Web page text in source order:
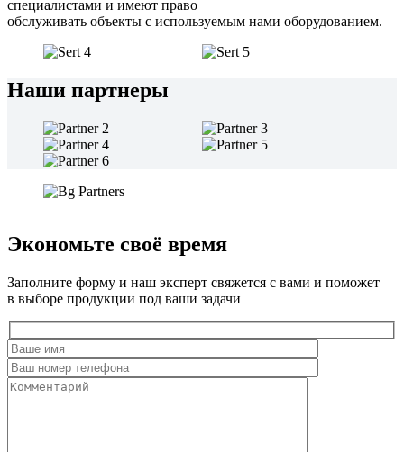
специалистами и имеют право
обслуживать объекты с используемым нами оборудованием.
Наши партнеры
Экономьте своё время
Заполните форму и наш эксперт свяжется с вами и поможет
в выборе продукции под ваши задачи